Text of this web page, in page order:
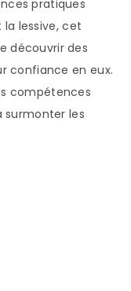
pratiques
la lessive, cet
découvrir des
confiance en eux.
compétences
les